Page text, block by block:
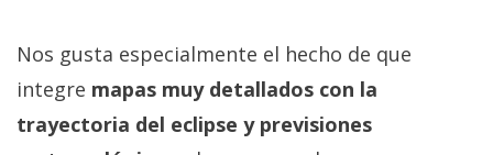
Nos gusta especialmente el hecho de que
integre mapas muy detallados con la
trayectoria del eclipse y previsiones